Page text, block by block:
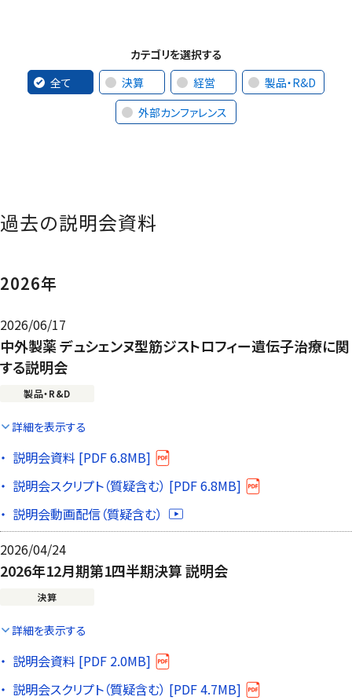
カテゴリを選択する
全て
決算 経営
製品・R&D
外部カンファレンス
過去の説明会資料
2026年
2026/06/17
中外製薬 デュシェンヌ型筋ジストロフィー遺伝子治療に関
する説明会
製品・R&D
詳細を表示する
説明会資料 [PDF 6.8MB]
説明会スクリプト（質疑含む） [PDF 6.8MB]
説明会動画配信（質疑含む）
2026/04/24
2026年12月期第1四半期決算 説明会
決算
詳細を表示する
説明会資料 [PDF 2.0MB]
説明会スクリプト（質疑含む） [PDF 4.7MB]